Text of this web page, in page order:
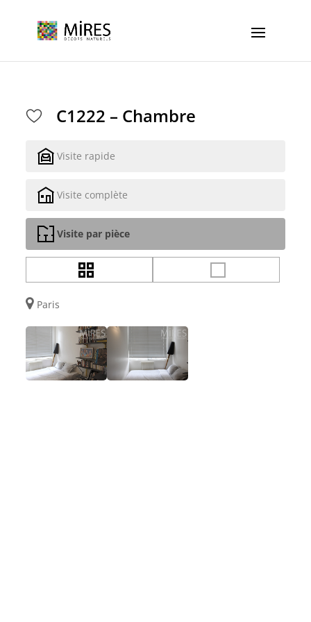
C1222 – Chambre
Visite rapide
Visite complète
Visite par pièce
Paris